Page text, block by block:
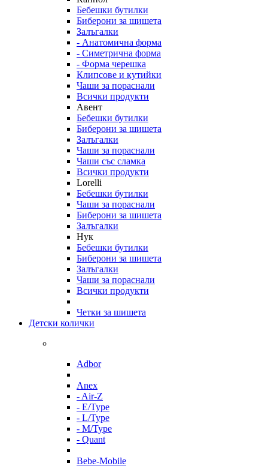
Бебешки бутилки
Биберони за шишета
Залъгалки
- Анатомична форма
- Симетрична форма
- Форма черешка
Клипсове и кутийки
Чаши за пораснали
Всички продукти
Авент
Бебешки бутилки
Биберони за шишета
Залъгалки
Чаши за пораснали
Чаши със сламка
Всички продукти
Lorelli
Бебешки бутилки
Чаши за пораснали
Биберони за шишета
Залъгалки
Нук
Бебешки бутилки
Биберони за шишета
Залъгалки
Чаши за пораснали
Всички продукти
Четки за шишета
Детски колички
Adbor
Anex
- Air-Z
- E/Type
- L/Type
- M/Type
- Quant
Bebe-Mobile